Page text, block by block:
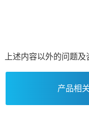
上述内容以外的问题及
产品相